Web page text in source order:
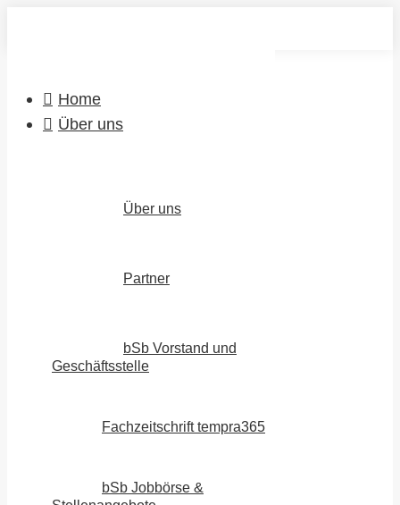
Home
Über uns
Über uns
Partner
bSb Vorstand und
Geschäftsstelle
Fachzeitschrift tempra365
bSb Jobbörse &